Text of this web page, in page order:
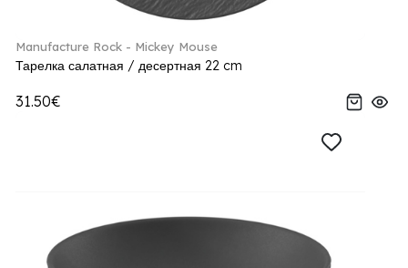
Manufacture Rock - Mickey Mouse
Тарелка салатная / десертная 22 cm
31.50€